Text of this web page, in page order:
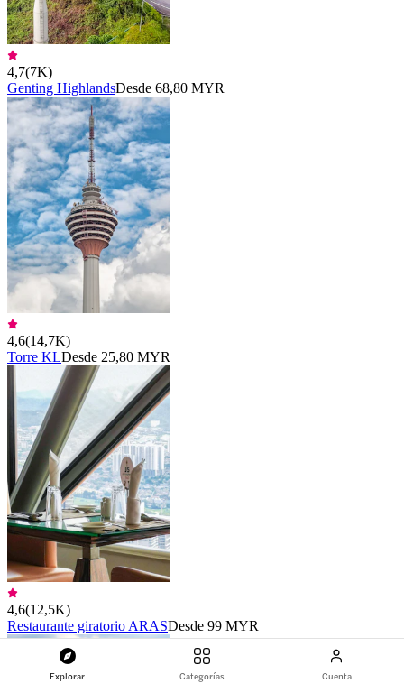
Explorar Categorías Cuenta
4,7(7K)
Genting HighlandsDesde 68,80 MYR
4,6(14,7K)
Torre KLDesde 25,80 MYR
4,6(12,5K)
Restaurante giratorio ARASDesde 99 MYR